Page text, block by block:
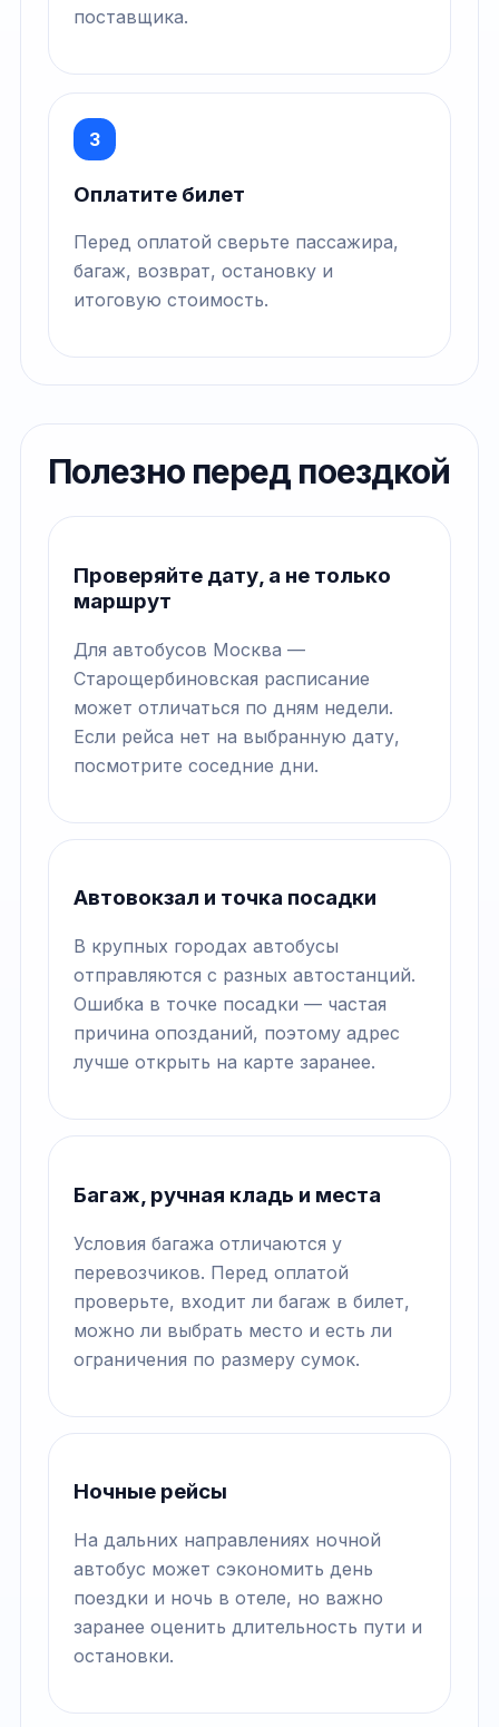
поставщика.
3
Оплатите билет
Перед оплатой сверьте пассажира,
багаж, возврат, остановку и
итоговую стоимость.
Полезно перед поездкой
Проверяйте дату, а не только
маршрут
Для автобусов Москва —
Старощербиновская расписание
может отличаться по дням недели.
Если рейса нет на выбранную дату,
посмотрите соседние дни.
Автовокзал и точка посадки
В крупных городах автобусы
отправляются с разных автостанций.
Ошибка в точке посадки — частая
причина опозданий, поэтому адрес
лучше открыть на карте заранее.
Багаж, ручная кладь и места
Условия багажа отличаются у
перевозчиков. Перед оплатой
проверьте, входит ли багаж в билет,
можно ли выбрать место и есть ли
ограничения по размеру сумок.
Ночные рейсы
На дальних направлениях ночной
автобус может сэкономить день
поездки и ночь в отеле, но важно
заранее оценить длительность пути и
остановки.